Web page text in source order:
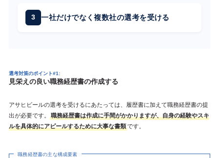
一社だけでなく複数社の選考を受ける
選考対策のポイント#1:
見栄えの良い職務経歴書の作成する
アサヒビールの選考を受けるにあたっては、履歴書に加えて職務経歴書の提
出が必要です。
職務経歴書は作成に手間がかかりますが、自身の経験やスキ
ルを具体的にアピールするために大事な書類です。
職務経歴書の主な構成要素